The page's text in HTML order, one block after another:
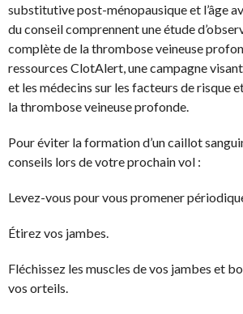
substitutive post-ménopausique et l’âge
du conseil comprennent une étude
complète de la thrombose veineuse
ressources ClotAlert, une campagne
et les médecins sur les facteurs de risque
la thrombose veineuse profonde.
Pour éviter la formation d’un caillot
conseils lors de votre prochain vol :
Levez-vous pour vous promener
Étirez vos jambes.
Fléchissez les muscles de vos jambes et
vos orteils.